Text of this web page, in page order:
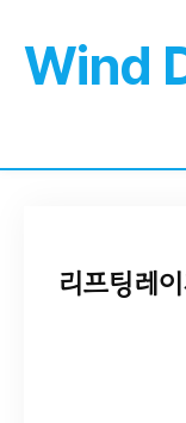
Wind
리프팅레